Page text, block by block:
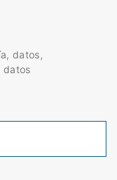
datos
datos